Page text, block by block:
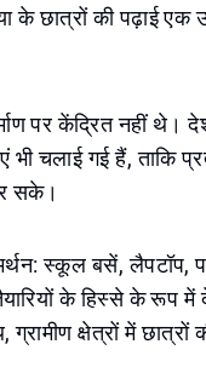
के छात्रों की पढ़ाई
पर केंद्रित नहीं
चलाई गई हैं, ताकि
सके।
स्कूल बसें, लैपटॉप,
के हिस्से के रूप
क्षेत्रों में छात्रों